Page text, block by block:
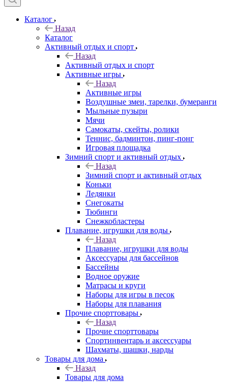
Каталог
Назад
Каталог
Активный отдых и спорт
Назад
Активный отдых и спорт
Активные игры
Назад
Активные игры
Воздушные змеи, тарелки, бумеранги
Мыльные пузыри
Мячи
Самокаты, скейты, ролики
Теннис, бадминтон, пинг-понг
Игровая площадка
Зимний спорт и активный отдых
Назад
Зимний спорт и активный отдых
Коньки
Ледянки
Снегокаты
Тюбинги
Снежкобластеры
Плавание, игрушки для воды
Назад
Плавание, игрушки для воды
Аксессуары для бассейнов
Бассейны
Водное оружие
Матрасы и круги
Наборы для игры в песок
Наборы для плавания
Прочие спорттовары
Назад
Прочие спорттовары
Спортинвентарь и аксессуары
Шахматы, шашки, нарды
Товары для дома
Назад
Товары для дома